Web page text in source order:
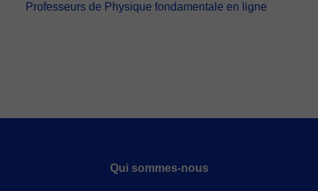
Professeurs de Physique fondamentale en ligne
Qui sommes-nous